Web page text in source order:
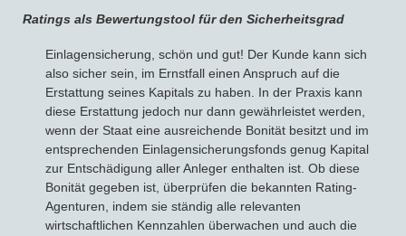
Ratings als Bewertungstool für den Sicherheitsgrad
Einlagensicherung, schön und gut! Der Kunde kann sich
also sicher sein, im Ernstfall einen Anspruch auf die
Erstattung seines Kapitals zu haben. In der Praxis kann
diese Erstattung jedoch nur dann gewährleistet werden,
wenn der Staat eine ausreichende Bonität besitzt und im
entsprechenden Einlagensicherungsfonds genug Kapital
zur Entschädigung aller Anleger enthalten ist. Ob diese
Bonität gegeben ist, überprüfen die bekannten Rating-
Agenturen, indem sie ständig alle relevanten
wirtschaftlichen Kennzahlen überwachen und auch die